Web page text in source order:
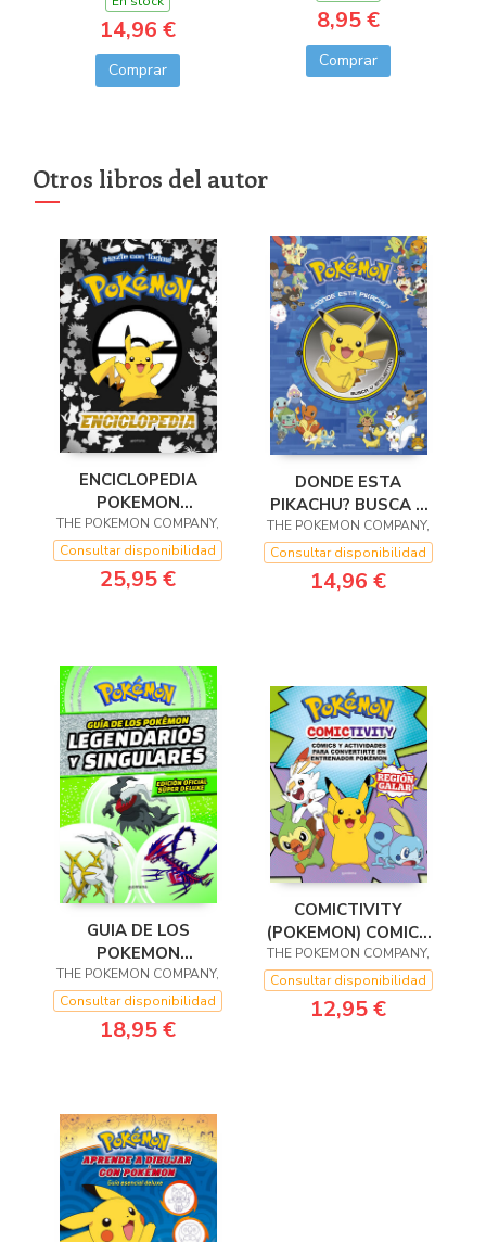
14,96 €
Comprar
8,95 €
Comprar
Otros libros del autor
ENCICLOPEDIA
POKEMON
(COLECCION
POKEMON)
THE POKEMON COMPANY,
Consultar disponibilidad
25,95 €
DONDE ESTA
PIKACHU? BUSCA Y
ENCUENTRA
(COLECCION P
THE POKEMON COMPANY,
Consultar disponibilidad
14,96 €
GUIA DE LOS
POKEMON
LEGENDARIOS Y
SINGULARES: EDIC
THE POKEMON COMPANY,
Consultar disponibilidad
18,95 €
COMICTIVITY
(POKEMON) COMICS
Y ACTIVIDADES
PARA CO
THE POKEMON COMPANY,
Consultar disponibilidad
12,95 €